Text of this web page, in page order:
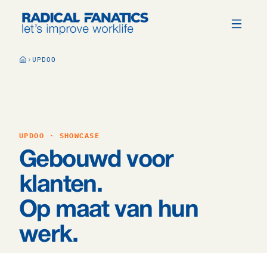
UPDOO
UPDOO · SHOWCASE
Gebouwd voor
klanten.
Op maat van hun
werk.